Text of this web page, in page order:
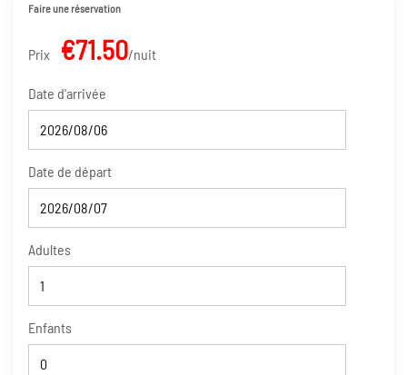
Faire une réservation
Prix €71.50 nuit
Date d'arrivée
Date de départ
Adultes
Enfants